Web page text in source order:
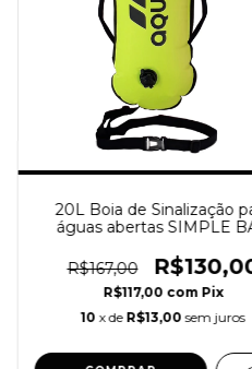
20L Boia de Sinalização
águas abertas SIMPLE
R$167,00
R$117,00 com Pix
10 x de R$13,00 sem juros